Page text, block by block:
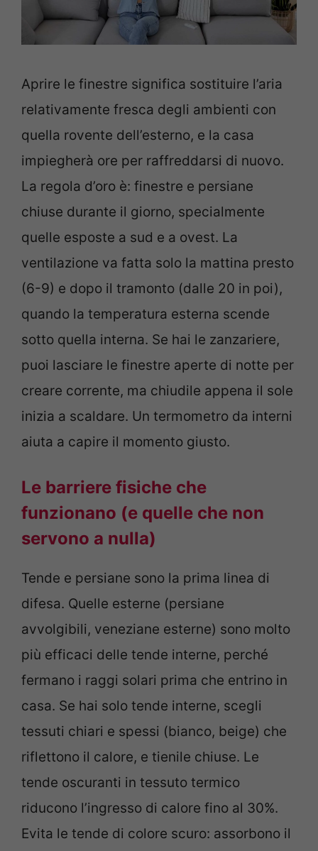
Aprire le finestre significa sostituire l’aria
relativamente fresca degli ambienti con
quella rovente dell’esterno, e la casa
impiegherà ore per raffreddarsi di nuovo.
La regola d’oro è: finestre e persiane
chiuse durante il giorno, specialmente
quelle esposte a sud e a ovest. La
ventilazione va fatta solo la mattina presto
(6-9) e dopo il tramonto (dalle 20 in poi),
quando la temperatura esterna scende
sotto quella interna. Se hai le zanzariere,
puoi lasciare le finestre aperte di notte per
creare corrente, ma chiudile appena il sole
inizia a scaldare. Un termometro da interni
aiuta a capire il momento giusto.
Le barriere fisiche che
funzionano (e quelle che non
servono a nulla)
Tende e persiane sono la prima linea di
difesa. Quelle esterne (persiane
avvolgibili, veneziane esterne) sono molto
più efficaci delle tende interne, perché
fermano i raggi solari prima che entrino in
casa. Se hai solo tende interne, scegli
tessuti chiari e spessi (bianco, beige) che
riflettono il calore, e tienile chiuse. Le
tende oscuranti in tessuto termico
riducono l’ingresso di calore fino al 30%.
Evita le tende di colore scuro: assorbono il